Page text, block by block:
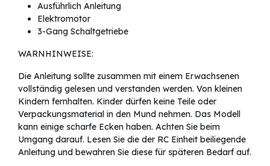
Ausführlich Anleitung
Elektromotor
3-Gang Schaltgetriebe
WARNHINWEISE:
Die Anleitung sollte zusammen mit einem Erwachsenen
vollständig gelesen und verstanden werden. Von kleinen
Kindern fernhalten. Kinder dürfen keine Teile oder
Verpackungsmaterial in den Mund nehmen. Das Modell
kann einige scharfe Ecken haben. Achten Sie beim
Umgang darauf. Lesen Sie die der RC Einheit beiliegende
Anleitung und bewahren Sie diese für späteren Bedarf auf.